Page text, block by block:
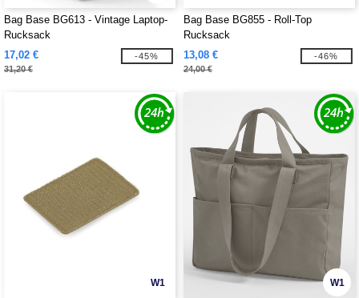
Bag Base BG613 - Vintage Laptop-
Rucksack
17,02 €
31,20 €
-45%
Bag Base BG855 - Roll-Top
Rucksack
13,08 €
24,00 €
-46%
W1 W1